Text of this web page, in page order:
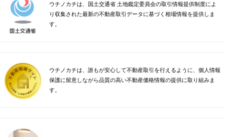
ウチノカチは、国土交通省 土地鑑定委員会の取引情報提供制度によ
り収集された最新の不動産取引データに基づく相場情報を提供しま
す。
ウチノカチは、誰もが安心して不動産取引を行えるように、個人情報
保護に留意しながら品質の高い不動産価格情報の提供に取り組みま
す。